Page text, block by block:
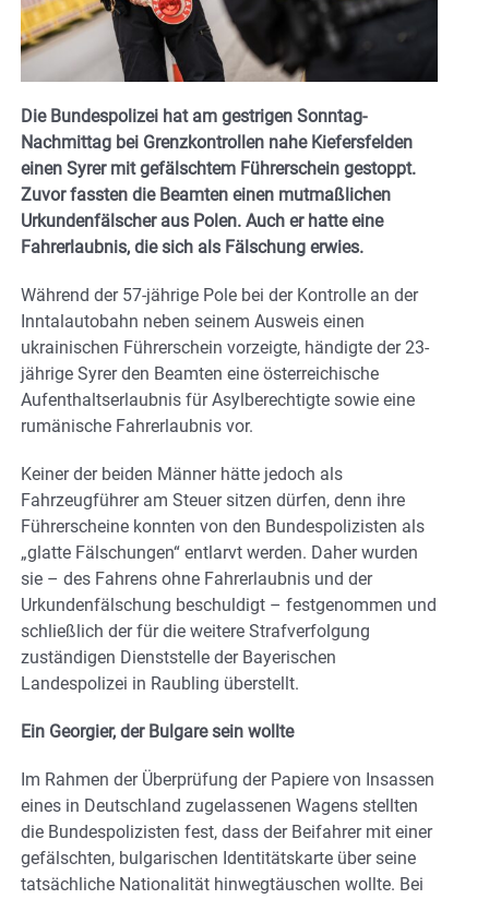
Die Bundespolizei hat am gestrigen Sonntag-
Nachmittag bei Grenzkontrollen nahe Kiefersfelden
einen Syrer mit gefälschtem Führerschein gestoppt.
Zuvor fassten die Beamten einen mutmaßlichen
Urkundenfälscher aus Polen. Auch er hatte eine
Fahrerlaubnis, die sich als Fälschung erwies.
Während der 57-jährige Pole bei der Kontrolle an der
Inntalautobahn neben seinem Ausweis einen
ukrainischen Führerschein vorzeigte, händigte der 23-
jährige Syrer den Beamten eine österreichische
Aufenthaltserlaubnis für Asylberechtigte sowie eine
rumänische Fahrerlaubnis vor.
Keiner der beiden Männer hätte jedoch als
Fahrzeugführer am Steuer sitzen dürfen, denn ihre
Führerscheine konnten von den Bundespolizisten als
„glatte Fälschungen“ entlarvt werden. Daher wurden
sie – des Fahrens ohne Fahrerlaubnis und der
Urkundenfälschung beschuldigt – festgenommen und
schließlich der für die weitere Strafverfolgung
zuständigen Dienststelle der Bayerischen
Landespolizei in Raubling überstellt.
Ein Georgier, der Bulgare sein wollte
Im Rahmen der Überprüfung der Papiere von Insassen
eines in Deutschland zugelassenen Wagens stellten
die Bundespolizisten fest, dass der Beifahrer mit einer
gefälschten, bulgarischen Identitätskarte über seine
tatsächliche Nationalität hinwegtäuschen wollte. Bei